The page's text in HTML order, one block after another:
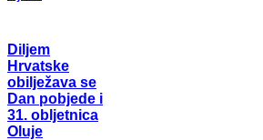
Diljem
Hrvatske
obilježava se
Dan pobjede i
31. obljetnica
Oluje